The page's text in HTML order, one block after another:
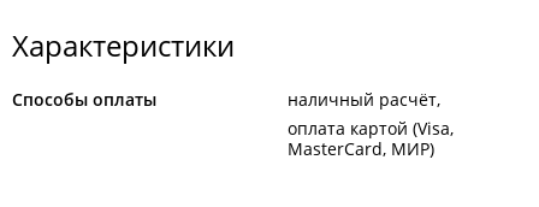
Характеристики
Способы оплаты
наличный расчёт
оплата картой (Visa,
MasterCard, МИР)